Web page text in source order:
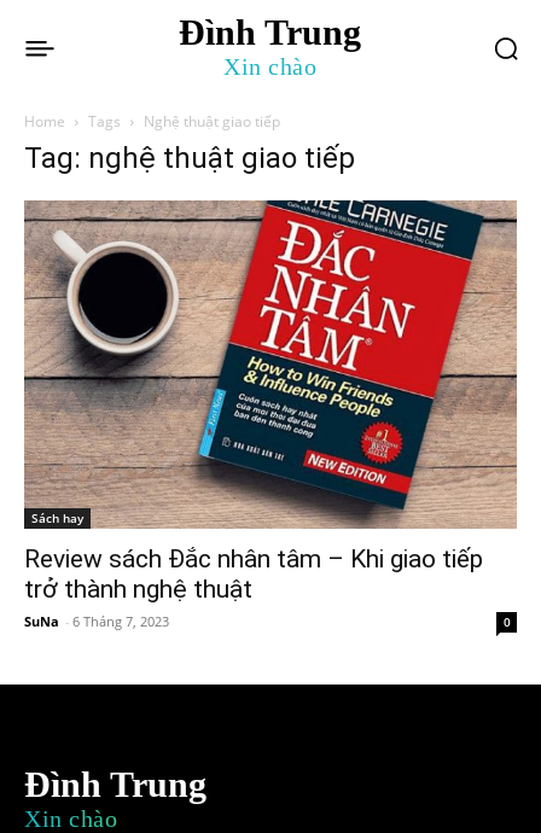
Đình Trung
Xin chào
Home Tags Nghệ thuật giao tiếp
Tag: nghệ thuật giao tiếp
Sách hay
Review sách Đắc nhân tâm – Khi giao tiếp
trở thành nghệ thuật
SuNa - 6 Tháng 7, 2023 0
Đình Trung
Xin chào